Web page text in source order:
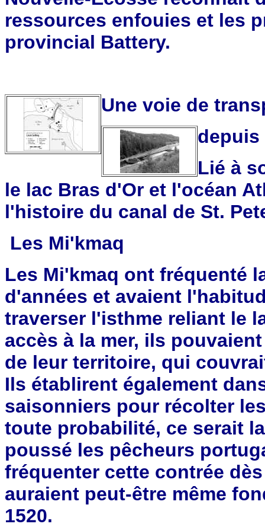
ressources enfouies et les
provincial Battery.
Une voie de
depuis
Lié à
le lac Bras d'Or et l'océan
l'histoire du canal de St.
Les Mi'kmaq
Les Mi'kmaq ont fréquenté
d'années et avaient
traverser l'isthme reliant le
accès à la mer, ils
de leur territoire, qui
Ils établirent également
saisonniers pour récolter
toute probabilité, ce serait
poussé les pêcheurs
fréquenter cette contrée
auraient peut-être même
1520.